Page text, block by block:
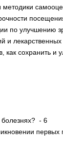
методики
по улучшению
и
как сохранить и
- 6
первых